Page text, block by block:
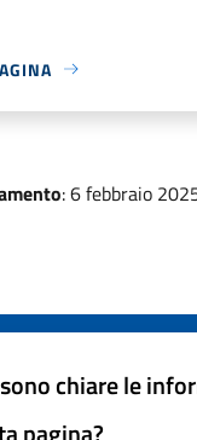
: 6 febbraio
chiare le